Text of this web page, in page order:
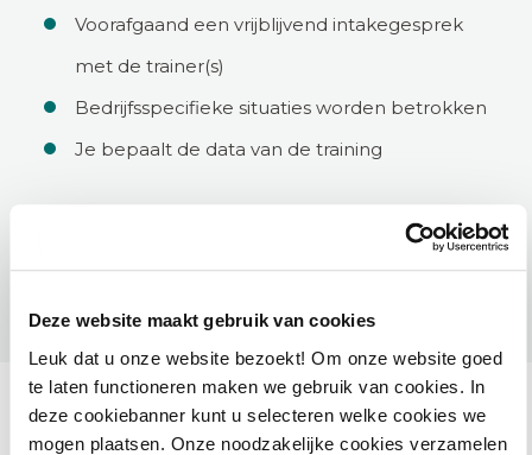
Deze website maakt gebruik van cookies
Leuk dat u onze website bezoekt! Om onze website goed
te laten functioneren maken we gebruik van cookies. In
deze cookiebanner kunt u selecteren welke cookies we
mogen plaatsen. Onze noodzakelijke cookies verzamelen
Voorafgaand een vrijblijvend intakegesprek
met de trainer(s)
Bedrijfsspecifieke situaties worden betrokken
Je bepaalt de data van de training